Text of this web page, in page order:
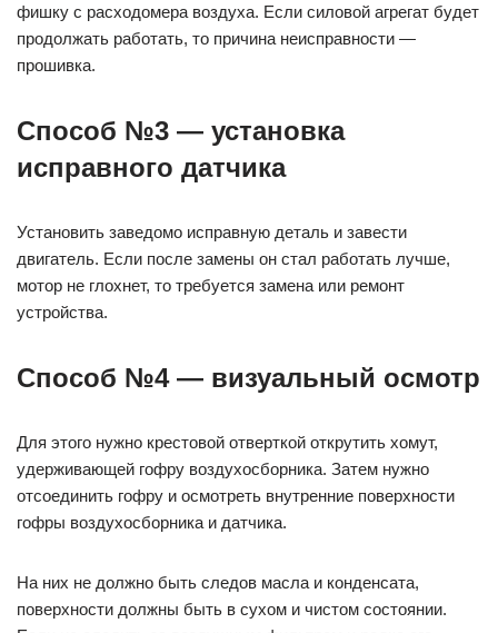
фишку с расходомера воздуха. Если силовой агрегат будет
продолжать работать, то причина неисправности —
прошивка.
Способ №3 — установка
исправного датчика
Установить заведомо исправную деталь и завести
двигатель. Если после замены он стал работать лучше,
мотор не глохнет, то требуется замена или ремонт
устройства.
Способ №4 — визуальный осмотр
Для этого нужно крестовой отверткой открутить хомут,
удерживающей гофру воздухосборника. Затем нужно
отсоединить гофру и осмотреть внутренние поверхности
гофры воздухосборника и датчика.
На них не должно быть следов масла и конденсата,
поверхности должны быть в сухом и чистом состоянии.